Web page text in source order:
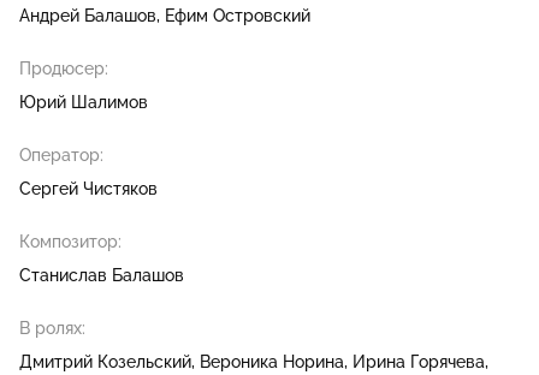
Андрей Балашов
Ефим Островский
Продюсер:
Юрий Шалимов
Оператор:
Сергей Чистяков
Композитор:
Станислав Балашов
В ролях:
Дмитрий Козельский Вероника Норина Ирина Горячева